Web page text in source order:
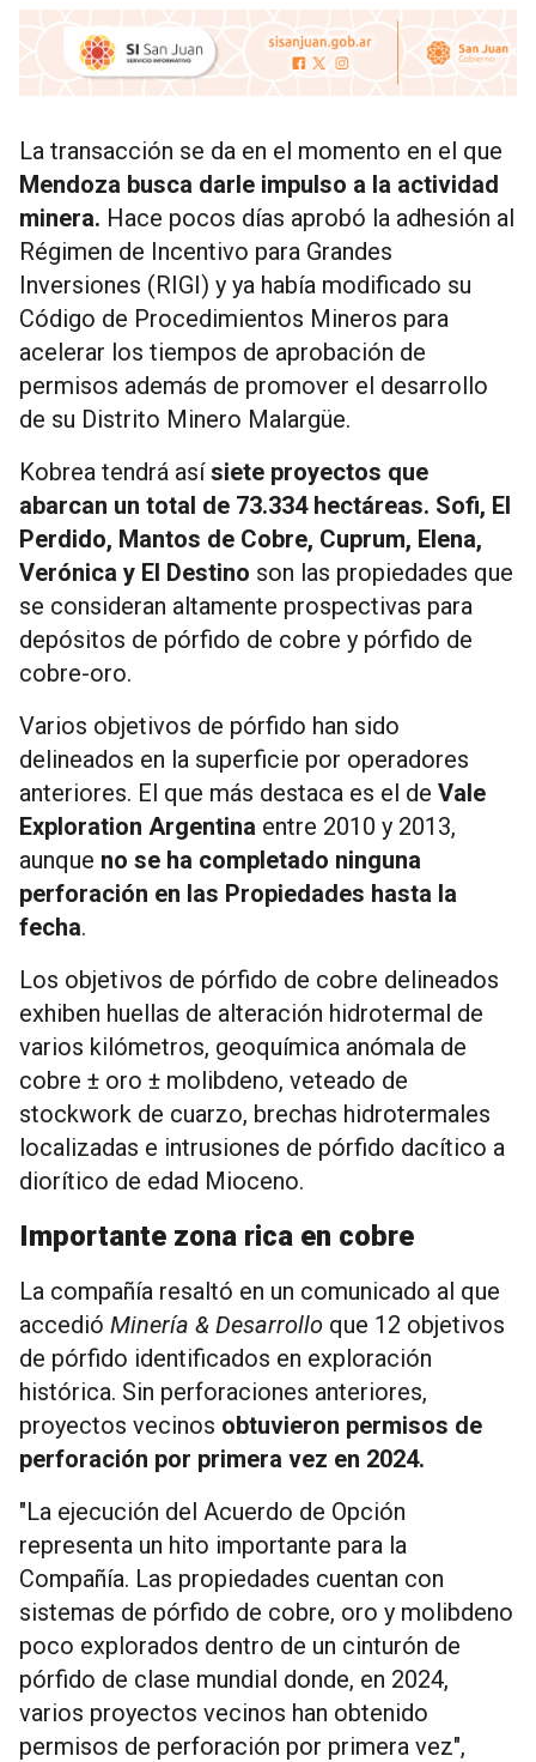
La transacción se da en el momento en el que
Mendoza busca darle impulso a la actividad
minera. Hace pocos días aprobó la adhesión al
Régimen de Incentivo para Grandes
Inversiones (RIGI) y ya había modificado su
Código de Procedimientos Mineros para
acelerar los tiempos de aprobación de
permisos además de promover el desarrollo
de su Distrito Minero Malargüe.
Kobrea tendrá asísiete proyectos que
abarcan un total de 73.334 hectáreas. Sofi, El
Perdido, Mantos de Cobre, Cuprum, Elena,
Verónica y El Destino son las propiedades que
se consideran altamente prospectivas para
depósitos de pórfido de cobre y pórfido de
cobre-oro.
Varios objetivos de pórfido han sido
delineados en la superficie por operadores
anteriores. El que más destaca es el de Vale
Exploration Argentina entre 2010 y 2013,
aunque no se ha completado ninguna
perforación en las Propiedades hasta la
fecha.
Los objetivos de pórfido de cobre delineados
exhiben huellas de alteración hidrotermal de
varios kilómetros, geoquímica anómala de
cobre ± oro ± molibdeno, veteado de
stockwork de cuarzo, brechas hidrotermales
localizadas e intrusiones de pórfido dacítico a
diorítico de edad Mioceno.
Importante zona rica en cobre
La compañía resaltó en un comunicado al que
accedió Minería & Desarrollo que 12 objetivos
de pórfido identificados en exploración
histórica. Sin perforaciones anteriores,
proyectos vecinos obtuvieron permisos de
perforación por primera vez en 2024.
"La ejecución del Acuerdo de Opción
representa un hito importante para la
Compañía. Las propiedades cuentan con
sistemas de pórfido de cobre, oro y molibdeno
poco explorados dentro de un cinturón de
pórfido de clase mundial donde, en 2024,
varios proyectos vecinos han obtenido
permisos de perforación por primera vez",